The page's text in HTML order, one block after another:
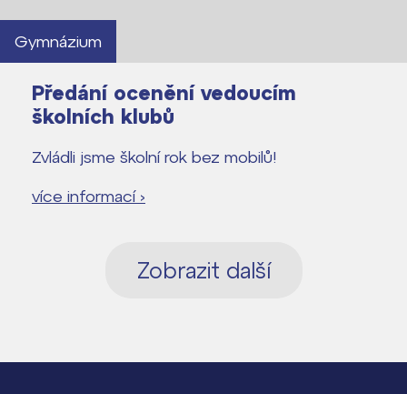
Gymnázium
Předání ocenění vedoucím
školních klubů
Zvládli jsme školní rok bez mobilů!
více informací ›
Zobrazit další